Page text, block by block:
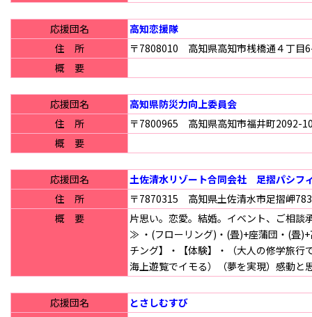
応援団名
高知恋援隊
住 所
〒7808010 高知県高知市桟橋通４丁目
概 要
応援団名
高知県防災力向上委員会
住 所
〒7800965 高知県高知市福井町2092-
概 要
応援団名
土佐清水リゾート合同会社 足摺パシフ
住 所
〒7870315 高知県土佐清水市足摺岬
概 要
片思い。恋愛。結婚。イベント、ご相
≫ ・(フローリング)・(畳)+座蒲団・(畳
チング】・【体験】・（大人の修学旅行
海上遊覧でイモる）（夢を実現）感動と
応援団名
とさしむすび